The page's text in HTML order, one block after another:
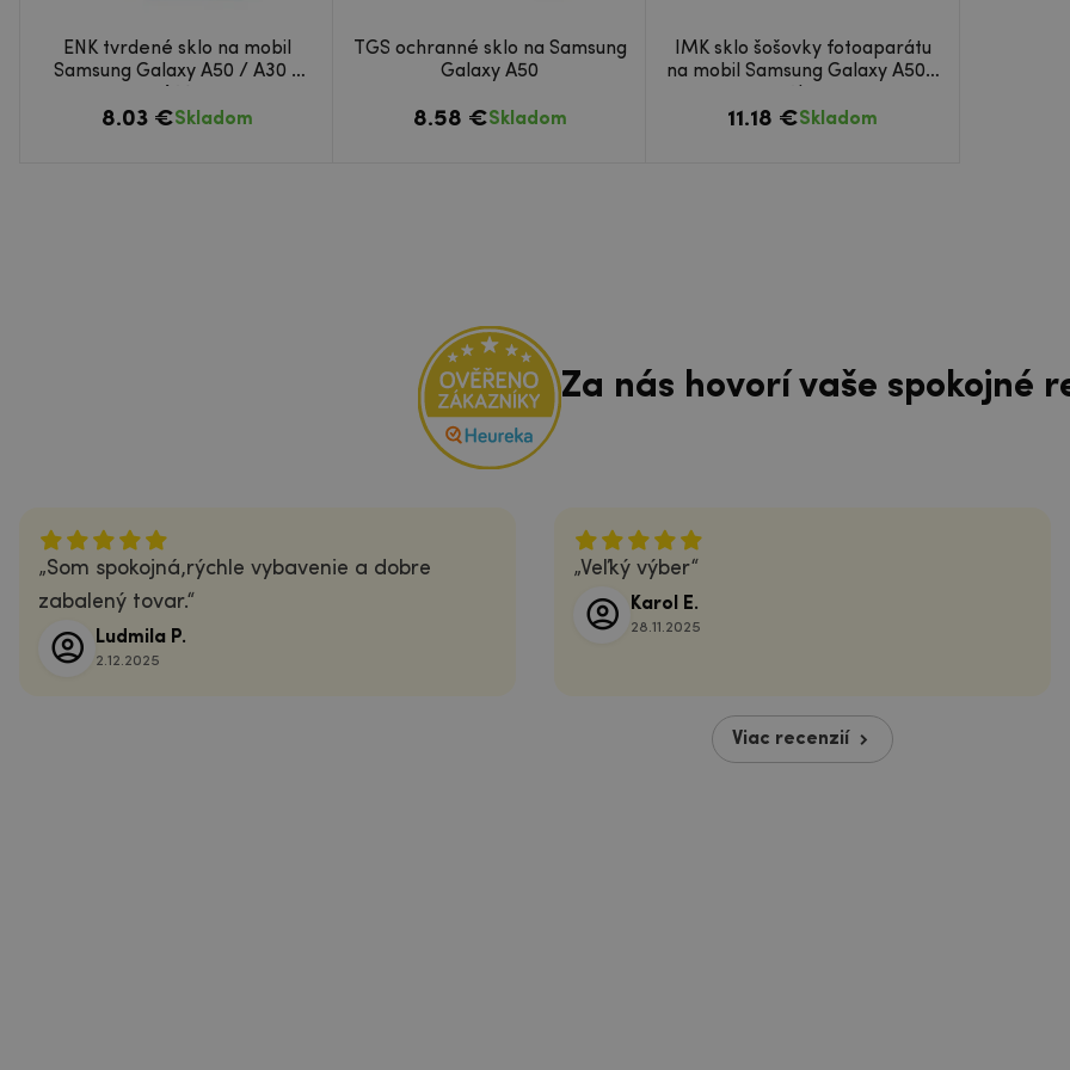
ENK tvrdené sklo na mobil
Samsung Galaxy A50 / A30 /
8.03 €Skladom
TGS ochranné sklo na Samsung
Galaxy A50
8.58 €Skladom
IMK sklo šošovky fotoaparátu
na mobil Samsung Galaxy A50 -
11.18 €Skladom
Za nás hovorí vaše spokojné
Som spokojná,rýchle vybavenie a dobre
zabalený tovar.
Ludmila P.
2.12.2025
Veľký výber
Karol E.
28.11.2025
Viac recenzií